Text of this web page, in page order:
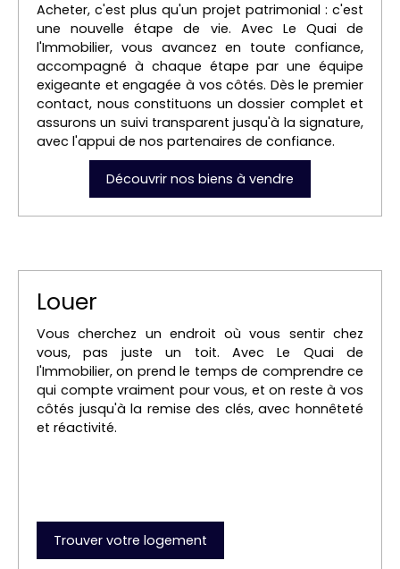
Acheter, c'est plus qu'un projet patrimonial : c'est
une nouvelle étape de vie. Avec Le Quai de
l'Immobilier, vous avancez en toute confiance,
accompagné à chaque étape par une équipe
exigeante et engagée à vos côtés. Dès le premier
contact, nous constituons un dossier complet et
assurons un suivi transparent jusqu'à la signature,
avec l'appui de nos partenaires de confiance.
Découvrir nos biens à vendre
Louer
Vous cherchez un endroit où vous sentir chez
vous, pas juste un toit. Avec Le Quai de
l'Immobilier, on prend le temps de comprendre ce
qui compte vraiment pour vous, et on reste à vos
côtés jusqu'à la remise des clés, avec honnêteté
et réactivité.
Trouver votre logement